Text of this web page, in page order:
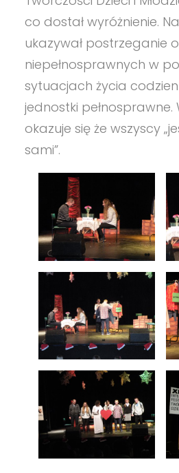
co dostał wyróżnienie.
ukazywał postrzeganie
niepełnosprawnych w
sytuacjach życia
jednostki pełnosprawne.
okazuje się że wszyscy
sami”.